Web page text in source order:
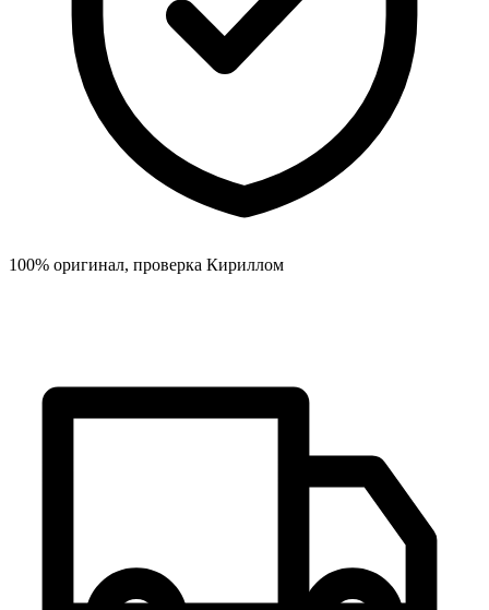
100% оригинал, проверка Кириллом